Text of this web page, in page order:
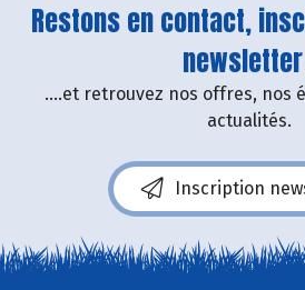
Restons en contact,
....et retrouvez nos offres, nos
actualités.
Inscription